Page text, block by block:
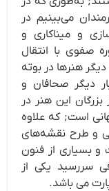
می‌بینیم در
و میناکاری و
صفوی با انتقال
هنرها در بوته
دیگر صحافان و
بزرگان این هنر در
است; که علاوه
و طرح نقشه‌های
و بسیاری از فنون
سررسید یکی از
می باشد.